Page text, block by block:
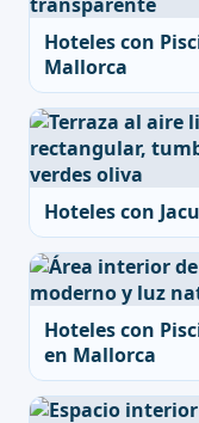
Hoteles con
Mallorca
Hoteles con
Hoteles con
en Mallorca